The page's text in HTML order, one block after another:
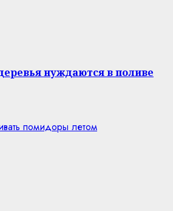
нуждаются в поливе
помидоры летом